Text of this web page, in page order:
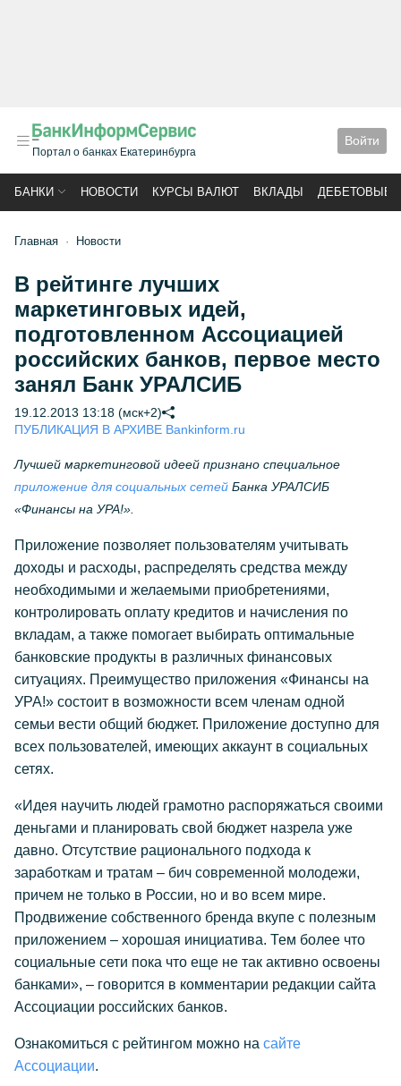
Портал о банках Екатеринбурга
Войти
БАНКИ НОВОСТИ КУРСЫ ВАЛЮТ ВКЛАДЫ ДЕБЕТОВЫЕ
Главная Новости
В рейтинге лучших
маркетинговых идей,
подготовленном Ассоциацией
российских банков, первое место
занял Банк УРАЛСИБ
19.12.2013 13:18 (мск+2)
ПУБЛИКАЦИЯ В АРХИВЕ Bankinform.ru
Лучшей маркетинговой идеей признано специальное
приложение для социальных сетей Банка УРАЛСИБ
«Финансы на УРА!».
Приложение позволяет пользователям учитывать
доходы и расходы, распределять средства между
необходимыми и желаемыми приобретениями,
контролировать оплату кредитов и начисления по
вкладам, а также помогает выбирать оптимальные
банковские продукты в различных финансовых
ситуациях. Преимущество приложения «Финансы на
УРА!» состоит в возможности всем членам одной
семьи вести общий бюджет. Приложение доступно для
всех пользователей, имеющих аккаунт в социальных
сетях.
«Идея научить людей грамотно распоряжаться своими
деньгами и планировать свой бюджет назрела уже
давно. Отсутствие рационального подхода к
заработкам и тратам – бич современной молодежи,
причем не только в России, но и во всем мире.
Продвижение собственного бренда вкупе с полезным
приложением – хорошая инициатива. Тем более что
социальные сети пока что еще не так активно освоены
банками», – говорится в комментарии редакции сайта
Ассоциации российских банков.
Ознакомиться с рейтингом можно на сайте
Ассоциации.